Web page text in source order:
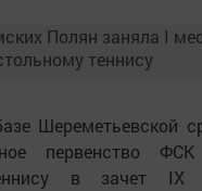
Шереметьевской
первенство
в зачет IX